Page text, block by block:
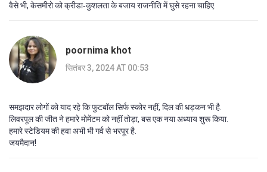
वैसे भी, केसमीरो को क्रीडा‑कुशलता के बजाय राजनीति में घुसे रहना चाहिए.
poornima khot
सितंबर 3, 2024 AT 00:53
समझदार लोगों को याद रहे कि फुटबॉल सिर्फ स्कोर नहीं, दिल की धड़कन भी है.
लिवरपूल की जीत ने हमारे मोमेंटम को नहीं तोड़ा, बस एक नया अध्याय शुरू किया.
हमारे स्टेडियम की हवा अभी भी गर्व से भरपूर है.
जयमैदान!